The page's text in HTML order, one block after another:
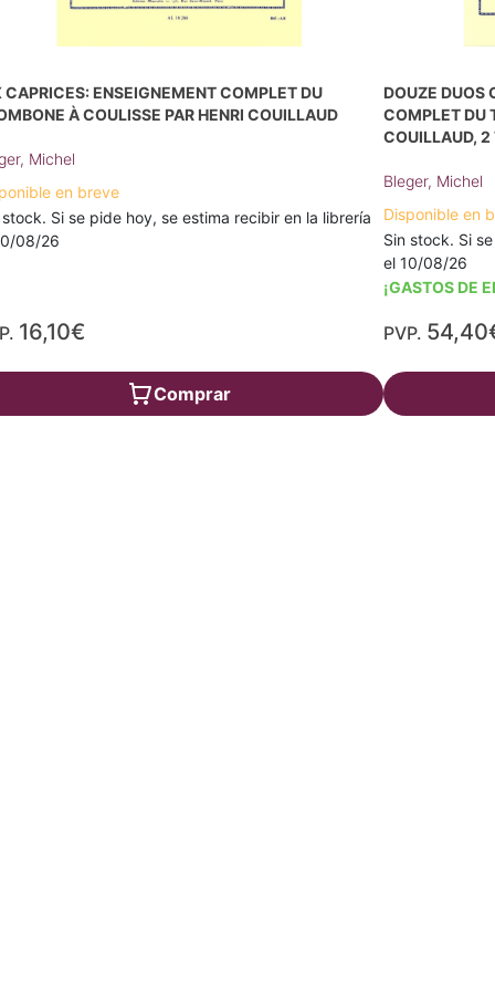
CAPRICES: ENSEIGNEMENT COMPLET DU
À COULISSE PAR HENRI COUILLAUD
Michel
en breve
Si se pide hoy, se estima recibir en la librería
08/26
16,10€
Comprar
DOUZE DUOS
COMPLET DU
COUILLAUD, 2
Bleger, Michel
Disponible en
Sin stock. Si
el 10/08/26
¡GASTOS DE
PVP.